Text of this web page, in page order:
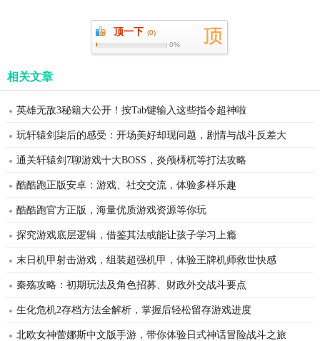
顶一下 (0)
0%
相关文章
英雄无敌3秘籍大公开！按Tab键输入这些指令超神啦
玩轩辕剑柒后的感受：开场美好却现问题，剧情与战斗反差大
通关轩辕剑7聊游戏十大BOSS，炎颅梼杌等打法攻略
酷酷跑正版安卓：游戏、社交交流，体验多样乐趣
酷酷跑官方正版，海量优质游戏资源等你玩
探究游戏底层逻辑，借鉴其法或能让孩子学习上瘾
末日机甲射击游戏，组装超强机甲，体验王牌机师救世快感
秦殇攻略：初期玩法及角色招募、财政外交战斗要点
生化危机2存档方法全解析，掌握后轻松留存游戏进度
北欧女神蕾娜斯中文版手游，带你体验日式神话冒险战斗之旅